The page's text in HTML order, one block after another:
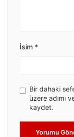
İsim *
Bir dahaki
üzere adımı
kaydet.
Yorumu